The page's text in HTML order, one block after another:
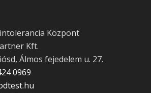
Központ
Kft.
Álmos fejedelem u. 27.
0969